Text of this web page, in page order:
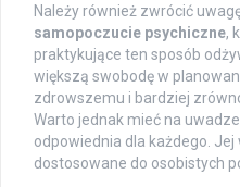
Należy również zwrócić
samopoczucie psychiczne,
praktykujące ten sposób
większą swobodę w
zdrowszemu i bardziej
Warto jednak mieć na
odpowiednia dla każdego.
dostosowane do osobistych